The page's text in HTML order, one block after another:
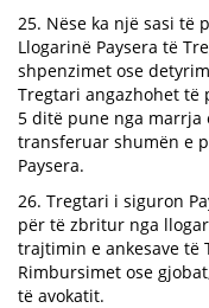
25. Nëse ka një sasi të
Llogarinë Paysera të
shpenzimet ose
Tregtari angazhohet të
5 ditë pune nga marrja
transferuar shumën e
Paysera.
26. Tregtari i siguron
për të zbritur nga
trajtimin e ankesave
Rimbursimet ose
të avokatit.